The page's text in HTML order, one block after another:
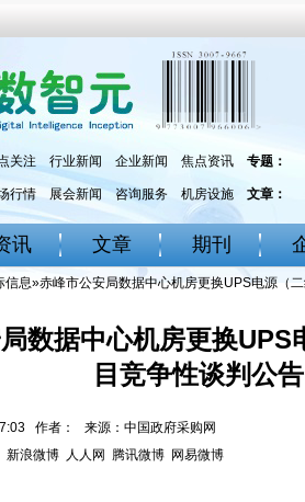
关注 行业新闻 企业新闻 焦点资讯 专题：
行情 展会新闻 咨询服务 机房设施 文章：
讯 文章 期刊
信息»赤峰市公安局数据中心机房更换UPS电源（
数据中心机房更换UPS
目竞争性谈判公告
作者： 来源：中国政府采购网
新浪微博 人人网 腾讯微博 网易微博